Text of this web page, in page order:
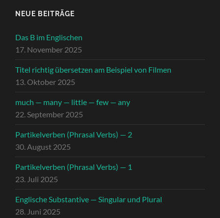
NEUE BEITRÄGE
Das B im Englischen
17. November 2025
Titel richtig übersetzen am Beispiel von Filmen
13. Oktober 2025
much — many — little — few — any
22. September 2025
Partikelverben (Phrasal Verbs) — 2
30. August 2025
Partikelverben (Phrasal Verbs) — 1
23. Juli 2025
Englische Substantive — Singular und Plural
28. Juni 2025